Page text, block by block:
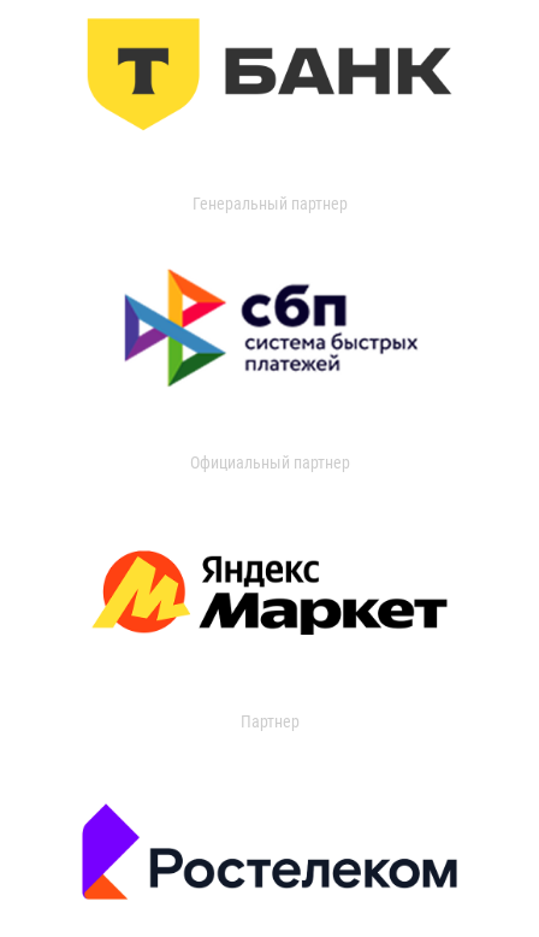
Генеральный партнер
Официальный партнер
Партнер